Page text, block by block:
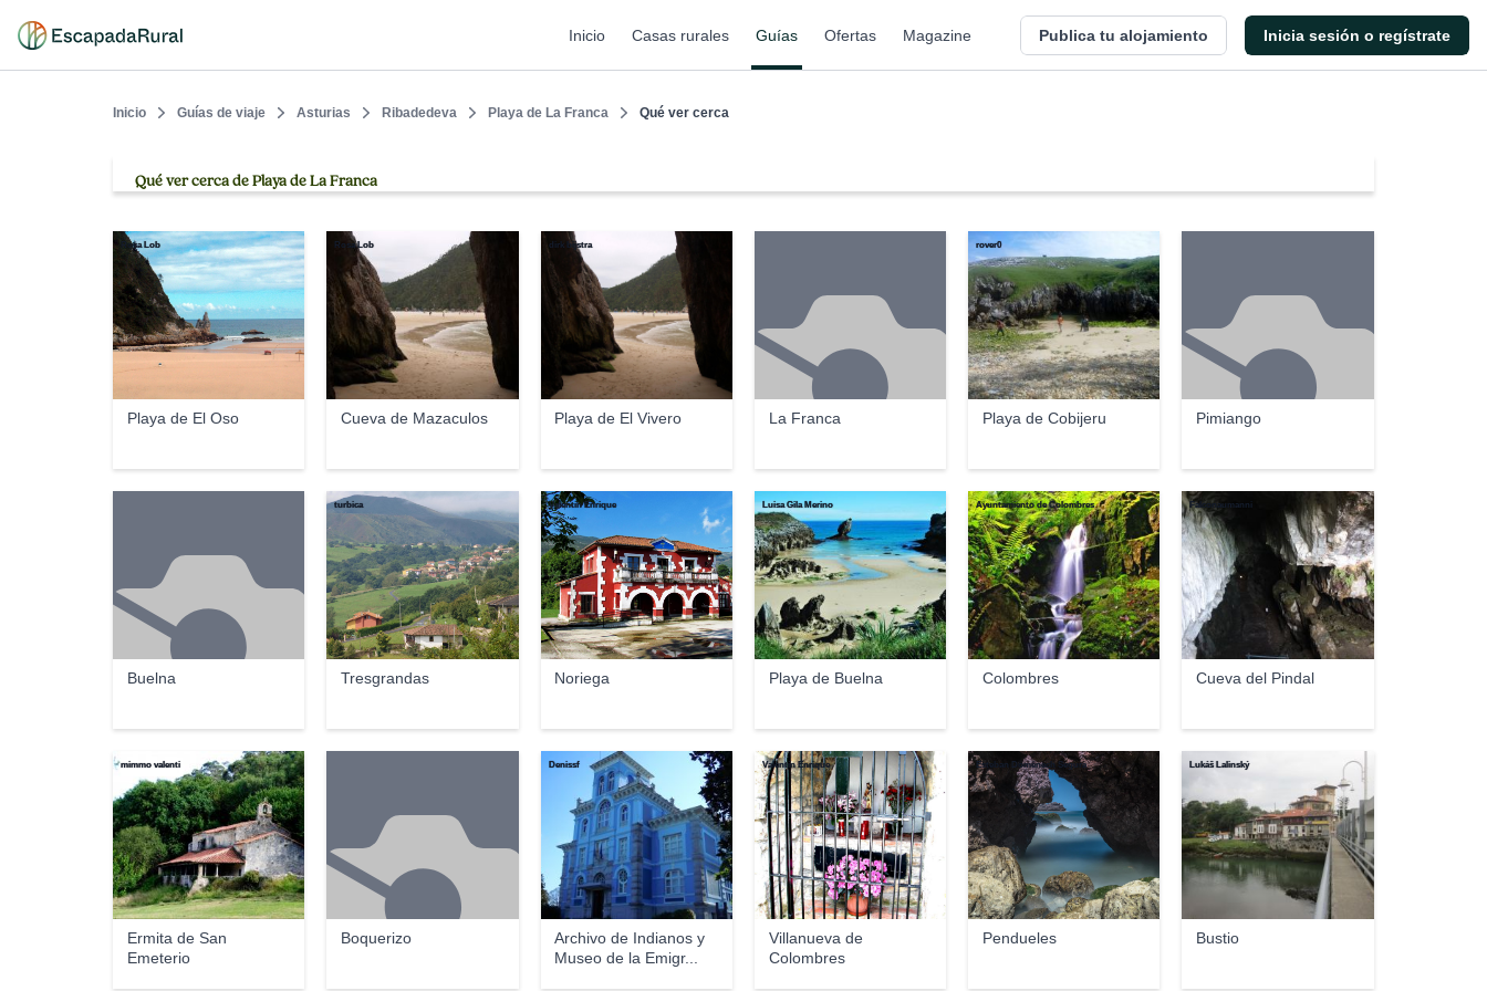
Inicio Casas rurales Guías Ofertas Magazine Publica tu alojamiento Inicia sesión o regístrate
Inicio Guías de viaje Asturias Ribadedeva Playa de La Franca Qué ver cerca
Qué ver cerca de Playa de La Franca
Playa de El Oso
Rosa Lob
Cueva de Mazaculos
Rosa Lob
Playa de El Vivero
dirk bijstra
La Franca Playa de Cobijeru
rover0
Pimiango
Buelna Tresgrandas
turbica
Noriega
Valentín Enrique
Playa de Buelna
Luisa Gila Merino
Colombres
Ayuntamiento de Colombres
Cueva del Pindal
Falconaumanni
Ermita de San
Emeterio
mimmo valenti
Boquerizo
Archivo de Indianos y
Museo de la Emigr...
Denissf
Villanueva de
Colombres
Valentín Enrique
Pendueles
Esteban Domènech Segura
Bustio
Lukáš Lalinský